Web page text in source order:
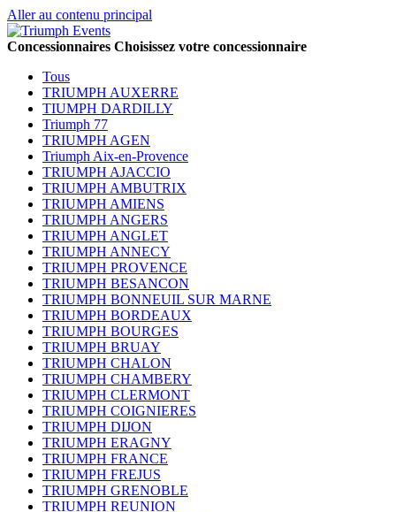
Aller au contenu principal
Concessionnaires Choisissez votre concessionnaire
Tous
TRIUMPH AUXERRE
TIUMPH DARDILLY
Triumph 77
TRIUMPH AGEN
Triumph Aix-en-Provence
TRIUMPH AJACCIO
TRIUMPH AMBUTRIX
TRIUMPH AMIENS
TRIUMPH ANGERS
TRIUMPH ANGLET
TRIUMPH ANNECY
TRIUMPH PROVENCE
TRIUMPH BESANCON
TRIUMPH BONNEUIL SUR MARNE
TRIUMPH BORDEAUX
TRIUMPH BOURGES
TRIUMPH BRUAY
TRIUMPH CHALON
TRIUMPH CHAMBERY
TRIUMPH CLERMONT
TRIUMPH COIGNIERES
TRIUMPH DIJON
TRIUMPH ERAGNY
TRIUMPH FRANCE
TRIUMPH FREJUS
TRIUMPH GRENOBLE
TRIUMPH REUNION